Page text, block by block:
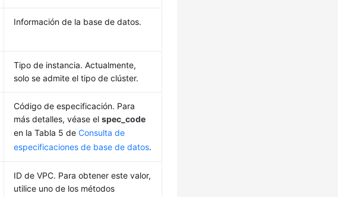
Información de la base de datos.
Tipo de instancia. Actualmente,
solo se admite el tipo de clúster.
Código de especificación. Para
más detalles, véase elspec_code
en la Tabla 5 deConsulta de
especificaciones de base de datos.
ID de VPC. Para obtener este valor,
utilice uno de los métodos